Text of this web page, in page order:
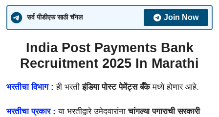
सर्व पीडीएफ साठी चॅनल Join Now
India Post Payments Bank
Recruitment 2025 In Marathi
भरतीचा विभाग : ही भरती इंडिया पोस्ट पेमेंट्स बँकेमध्ये होणार आहे.
भरतीचा प्रकार :या भरतीद्वारे उमेदवारांना चांगल्या पगाराची सरकारी